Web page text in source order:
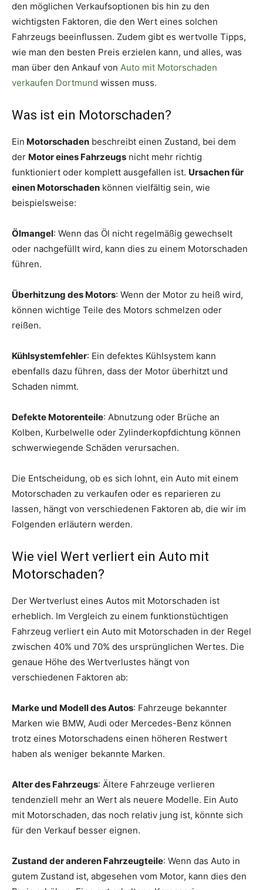
den möglichen Verkaufsoptionen bis hin zu den
wichtigsten Faktoren, die den Wert eines solchen
Fahrzeugs beeinflussen. Zudem gibt es wertvolle Tipps,
wie man den besten Preis erzielen kann, und alles, was
man über den Ankauf von Auto mit Motorschaden
verkaufen Dortmund wissen muss.
Was ist ein Motorschaden?
Ein Motorschaden beschreibt einen Zustand, bei dem
der Motor eines Fahrzeugs nicht mehr richtig
funktioniert oder komplett ausgefallen ist. Ursachen für
einen Motorschaden können vielfältig sein, wie
beispielsweise:
Ölmangel: Wenn das Öl nicht regelmäßig gewechselt
oder nachgefüllt wird, kann dies zu einem Motorschaden
führen.
Überhitzung des Motors: Wenn der Motor zu heiß wird,
können wichtige Teile des Motors schmelzen oder
reißen.
Kühlsystemfehler: Ein defektes Kühlsystem kann
ebenfalls dazu führen, dass der Motor überhitzt und
Schaden nimmt.
Defekte Motorenteile: Abnutzung oder Brüche an
Kolben, Kurbelwelle oder Zylinderkopfdichtung können
schwerwiegende Schäden verursachen.
Die Entscheidung, ob es sich lohnt, ein Auto mit einem
Motorschaden zu verkaufen oder es reparieren zu
lassen, hängt von verschiedenen Faktoren ab, die wir im
Folgenden erläutern werden.
Wie viel Wert verliert ein Auto mit
Motorschaden?
Der Wertverlust eines Autos mit Motorschaden ist
erheblich. Im Vergleich zu einem funktionstüchtigen
Fahrzeug verliert ein Auto mit Motorschaden in der Regel
zwischen 40% und 70% des ursprünglichen Wertes. Die
genaue Höhe des Wertverlustes hängt von
verschiedenen Faktoren ab:
Marke und Modell des Autos: Fahrzeuge bekannter
Marken wie BMW, Audi oder Mercedes-Benz können
trotz eines Motorschadens einen höheren Restwert
haben als weniger bekannte Marken.
Alter des Fahrzeugs: Ältere Fahrzeuge verlieren
tendenziell mehr an Wert als neuere Modelle. Ein Auto
mit Motorschaden, das noch relativ jung ist, könnte sich
für den Verkauf besser eignen.
Zustand der anderen Fahrzeugteile: Wenn das Auto in
gutem Zustand ist, abgesehen vom Motor, kann dies den